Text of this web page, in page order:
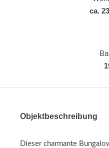
ca.
Objektbeschreibung
Dieser charmante